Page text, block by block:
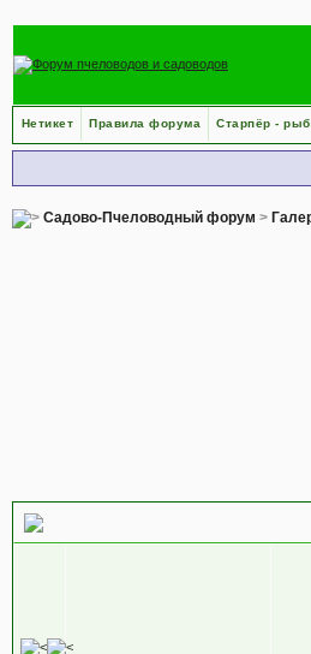
Нетикет Правила форума Старпёр -
Садово-Пчеловодный форум >